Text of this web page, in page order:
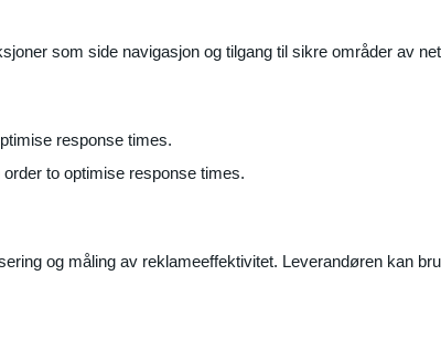
som side navigasjon og tilgang til sikre områder av
response times.
to optimise response times.
og måling av reklameeffektivitet. Leverandøren kan